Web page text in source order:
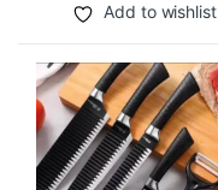
Add to wishlist